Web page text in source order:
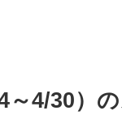
～4/30）